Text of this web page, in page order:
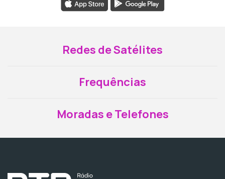
Redes de Satélites
Frequências
Moradas e Telefones